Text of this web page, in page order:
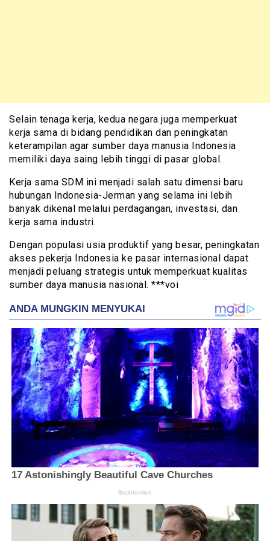
Selain tenaga kerja, kedua negara juga memperkuat
kerja sama di bidang pendidikan dan peningkatan
keterampilan agar sumber daya manusia Indonesia
memiliki daya saing lebih tinggi di pasar global.
Kerja sama SDM ini menjadi salah satu dimensi baru
hubungan Indonesia-Jerman yang selama ini lebih
banyak dikenal melalui perdagangan, investasi, dan
kerja sama industri.
Dengan populasi usia produktif yang besar, peningkatan
akses pekerja Indonesia ke pasar internasional dapat
menjadi peluang strategis untuk memperkuat kualitas
sumber daya manusia nasional. ***voi